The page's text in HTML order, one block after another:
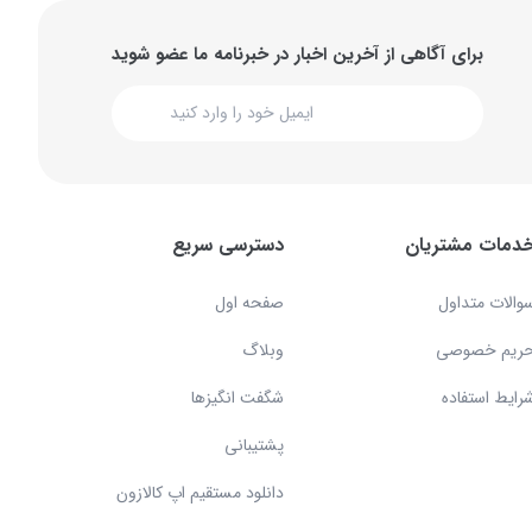
برای آگاهی از آخرین اخبار در خبرنامه ما عضو شوید
مشتریان
متداول
خصوصی
استفاده
دسترسی سریع
صفحه اول
وبلاگ
شگفت انگیزها
پشتیبانی
دانلود مستقیم اپ کالازون